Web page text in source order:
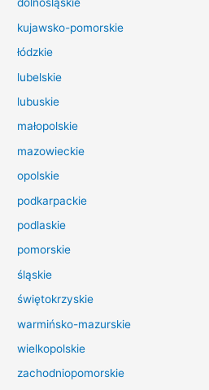
j
d
l
dolnośląskie
kujawsko-pomorskie
łódzkie
lubelskie
lubuskie
małopolskie
mazowieckie
opolskie
podkarpackie
podlaskie
pomorskie
śląskie
świętokrzyskie
warmińsko-mazurskie
wielkopolskie
zachodniopomorskie